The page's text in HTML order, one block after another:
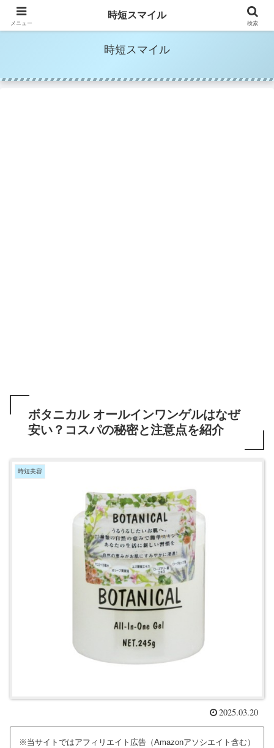
時短家事＆時短美容でママの笑顔を増やす
時短スマイル
ボタニカル オールインワンゲルはなぜ
安い？コスパの秘密と注意点を紹介
時短美容
2025.03.20
※当サイトではアフィリエイト広告（Amazonアソシエイト含む）
メニュー
時短スマイル
検索